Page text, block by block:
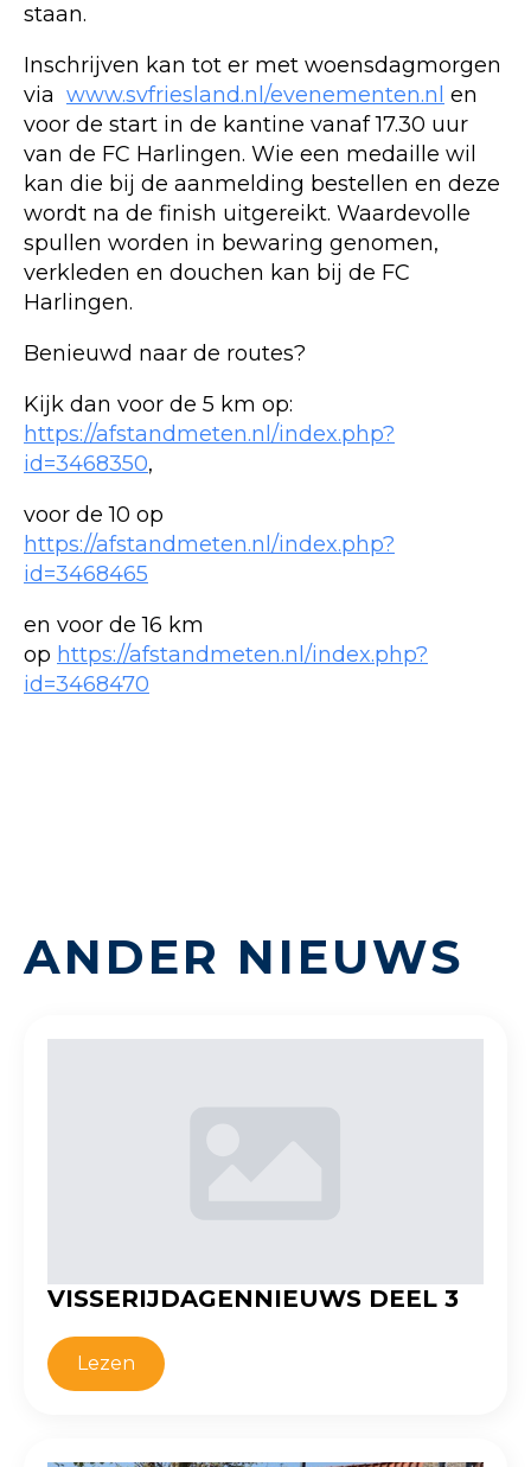
staan.
Inschrijven kan tot er met woensdagmorgen
via www.svfriesland.nl/evenementen.nl en
voor de start in de kantine vanaf 17.30 uur
van de FC Harlingen. Wie een medaille wil
kan die bij de aanmelding bestellen en deze
wordt na de finish uitgereikt. Waardevolle
spullen worden in bewaring genomen,
verkleden en douchen kan bij de FC
Harlingen.
Benieuwd naar de routes?
Kijk dan voor de 5 km op:
https://afstandmeten.nl/index.php?
id=3468350,
voor de 10 op
https://afstandmeten.nl/index.php?
id=3468465
en voor de 16 km
op https://afstandmeten.nl/index.php?
id=3468470
ANDER NIEUWS
VISSERIJDAGENNIEUWS DEEL 3
Lezen